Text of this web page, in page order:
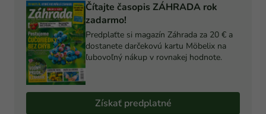
Čítajte časopis ZÁHRADA rok
zadarmo!
Predplaťte si magazín Záhrada za 20 € a
dostanete darčekovú kartu Möbelix na
ľubovoľný nákup v rovnakej hodnote.
Získať predplatné